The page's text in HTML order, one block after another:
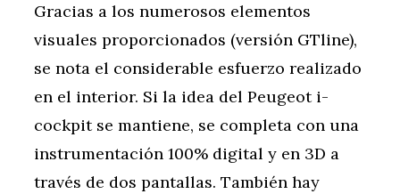
Gracias a los numerosos elementos
visuales proporcionados (versión GTline),
se nota el considerable esfuerzo realizado
en el interior. Si la idea del Peugeot i-
cockpit se mantiene, se completa con una
instrumentación 100% digital y en 3D a
través de dos pantallas. También hay